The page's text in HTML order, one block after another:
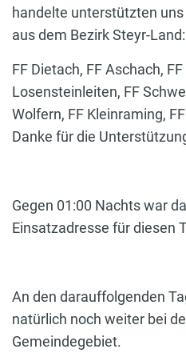
handelte unterstützten
aus dem Bezirk Steyr-Land:
FF Dietach, FF Aschach,
Losensteinleiten, FF
Wolfern, FF Kleinraming,
Danke für die
Gegen 01:00 Nachts war
Einsatzadresse für diesen
An den darauffolgenden
natürlich noch weiter bei
Gemeindegebiet.